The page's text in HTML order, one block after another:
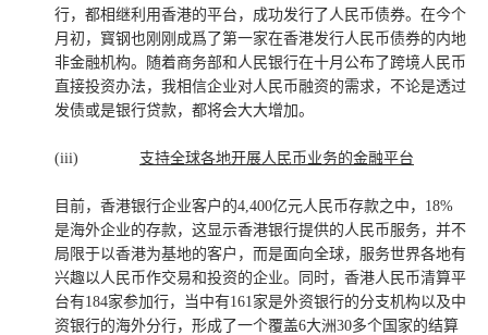
行，都相继利用香港的平台，成功发行了人民币债券。在今个
月初，寳钢也刚刚成爲了第一家在香港发行人民币债券的内地
非金融机构。随着商务部和人民银行在十月公布了跨境人民币
直接投资办法，我相信企业对人民币融资的需求，不论是透过
发债或是银行贷款，都将会大大增加。
(iii) 支持全球各地开展人民币业务的金融平台
目前，香港银行企业客户的4,400亿元人民币存款之中，18%
是海外企业的存款，这显示香港银行提供的人民币服务，并不
局限于以香港为基地的客户，而是面向全球，服务世界各地有
兴趣以人民币作交易和投资的企业。同时，香港人民币清算平
台有184家参加行，当中有161家是外资银行的分支机构以及中
资银行的海外分行，形成了一个覆盖6大洲30多个国家的结算